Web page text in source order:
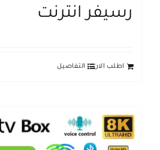
رسيفر انترنت
اطلب الان التفاصيل